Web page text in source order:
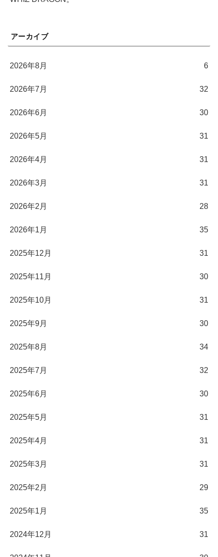
アーカイブ
2026年8月 6
2026年7月 32
2026年6月 30
2026年5月 31
2026年4月 31
2026年3月 31
2026年2月 28
2026年1月 35
2025年12月 31
2025年11月 30
2025年10月 31
2025年9月 30
2025年8月 34
2025年7月 32
2025年6月 30
2025年5月 31
2025年4月 31
2025年3月 31
2025年2月 29
2025年1月 35
2024年12月 31